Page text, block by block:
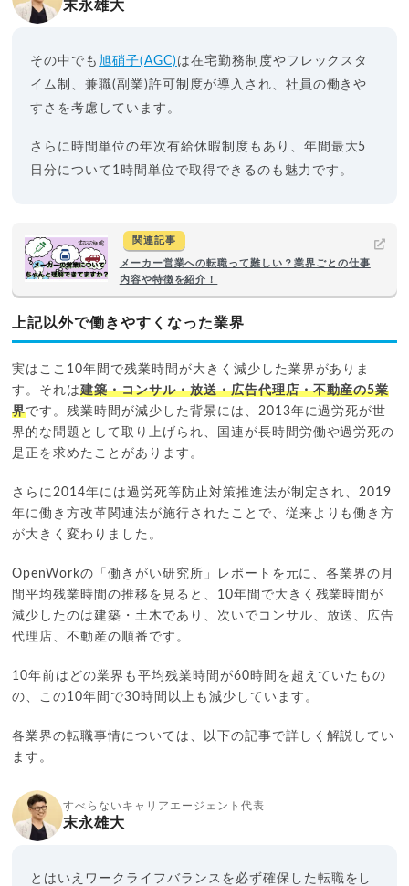
末永雄大
その中でも旭硝子(AGC) は在宅勤務制度やフレックスタ
イム制、兼職(副業)許可制度が導入され、社員の働きや
すさを考慮しています。
さらに時間単位の年次有給休暇制度もあり、年間最大5
日分について1時間単位で取得できるのも魅力です。
関連記事
メーカー営業への転職って難しい？業界ごとの仕事
内容や特徴を紹介！
上記以外で働きやすくなった業界
実はここ10年間で残業時間が大きく減少した業界がありま
す。それは建築・コンサル・放送・広告代理店・不動産の5業
界です。残業時間が減少した背景には、2013年に過労死が世
界的な問題として取り上げられ、国連が長時間労働や過労死の
是正を求めたことがあります。
さらに2014年には過労死等防止対策推進法が制定され、2019
年に働き方改革関連法が施行されたことで、従来よりも働き方
が大きく変わりました。
OpenWorkの「働きがい研究所」レポートを元に、各業界の月
間平均残業時間の推移を見ると、10年間で大きく残業時間が
減少したのは建築・土木であり、次いでコンサル、放送、広告
代理店、不動産の順番です。
10年前はどの業界も平均残業時間が60時間を超えていたもの
の、この10年間で30時間以上も減少しています。
各業界の転職事情については、以下の記事で詳しく解説してい
ます。
すべらないキャリアエージェント代表
末永雄大
とはいえワークライフバランスを必ず確保した転職をし